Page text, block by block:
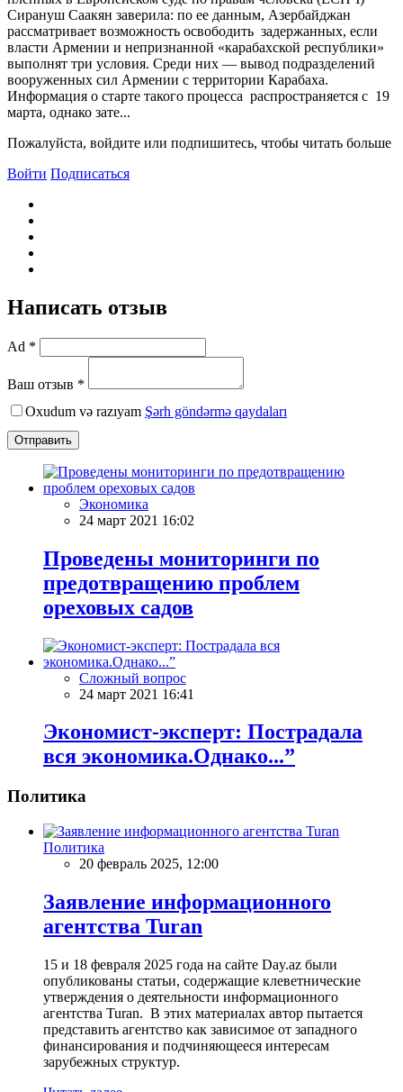
Сирануш Саакян заверила: по ее данным, Азербайджан
рассматривает возможность освободить задержанных, если
власти Армении и непризнанной «карабахской республики»
выполнят три условия. Среди них — вывод подразделений
вооруженных сил Армении с территории Карабаха.
Информация о старте такого процесса распространяется с 19
марта, однако зате...
Пожалуйста, войдите или подпишитесь, чтобы читать больше
Войти Подписаться
Написать отзыв
Ad *
Ваш отзыв *
Oxudum və razıyam Şərh göndərmə qaydaları
Отправить
Экономика
24 март 2021 16:02
Проведены мониторинги по
предотвращению проблем
ореховых садов
Сложный вопрос
24 март 2021 16:41
Экономист-эксперт: Пострадала
вся экономика.Однако...”
Политика
Политика
20 февраль 2025, 12:00
Заявление информационного
агентства Turan
15 и 18 февраля 2025 года на сайте Day.az были
опубликованы статьи, содержащие клеветнические
утверждения о деятельности информационного
агентства Turan. В этих материалах автор пытается
представить агентство как зависимое от западного
финансирования и подчиняющееся интересам
зарубежных структур.